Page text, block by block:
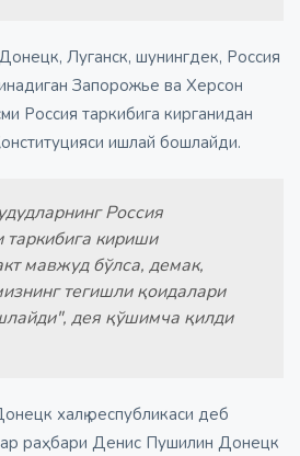
Луганск, шунингдек, Россия
Запорожье ва Херсон
Россия таркибига кирганидан
ишлай бошлайди.
Россия
кириши
мавжуд бўлса, демак,
тегишли қоидалари
дея қўшимча қилди
халқ республикаси деб
раҳбари Денис Пушилин Донецк